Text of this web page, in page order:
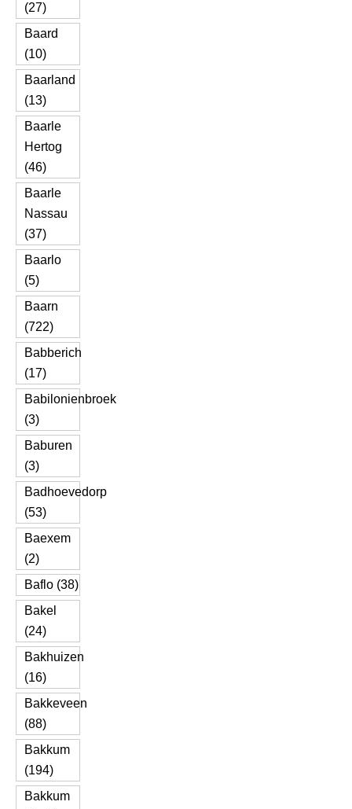
(27)
Baard
(10)
Baarland
(13)
Baarle
Hertog
(46)
Baarle
Nassau
(37)
Baarlo
(5)
Baarn
(722)
Babberich
(17)
Babilonienbroek
(3)
Baburen
(3)
Badhoevedorp
(53)
Baexem
(2)
Baflo (38)
Bakel
(24)
Bakhuizen
(16)
Bakkeveen
(88)
Bakkum
(194)
Bakkum